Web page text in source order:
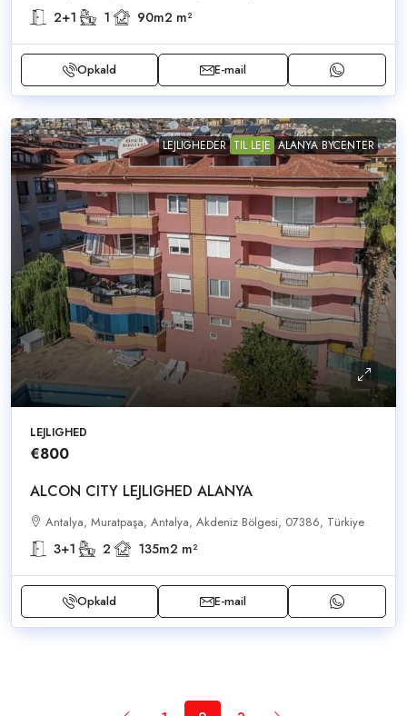
2+1 1 90m2 m²
Opkald E-mail
LEJLIGHEDER TIL LEJE ALANYA BYCENTER
LEJLIGHED
€800
ALCON CITY LEJLIGHED ALANYA
Antalya, Muratpaşa, Antalya, Akdeniz Bölgesi, 07386, Türkiye
3+1 2 135m2 m²
Opkald E-mail